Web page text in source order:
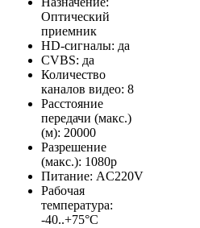
Оптический
приемник
HD-сигналы: да
CVBS: да
Количество
каналов видео: 8
Расстояние
передачи (макс.)
(м): 20000
Разрешение
(макс.): 1080р
Питание: AC220V
Рабочая
температура:
-40..+75°С